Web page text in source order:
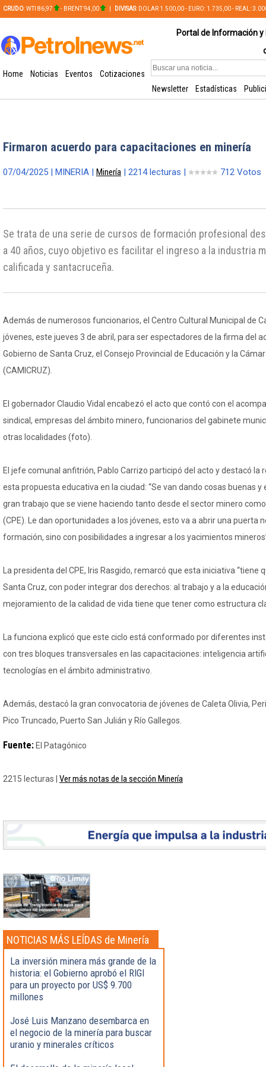
CRUDO: WTI 86,97 - BRENT 94,00 DIVISAS: DOLAR 1.500,00 - EURO: 1.735,00 - REAL:
Portal de Información
Home Noticias Eventos
Cotizaciones
Newsletter
Estadísticas
Firmaron acuerdo para capacitaciones en minería
07/04/2025 | MINERIA | Minería | 2214 lecturas | 712 Votos
Se trata de una serie de cursos de formación profesional
a 40 años, cuyo objetivo es facilitar el ingreso a la industria
calificada y santacruceña.
Además de numerosos funcionarios, el Centro Cultural Municipal de
jóvenes, este jueves 3 de abril, para ser espectadores de la firma del
Gobierno de Santa Cruz, el Consejo Provincial de Educación y la
(CAMICRUZ).
El gobernador Claudio Vidal encabezó el acto que contó con el
sindical, empresas del ámbito minero, funcionarios del gabinete
otras localidades (foto).
El jefe comunal anfitrión, Pablo Carrizo participó del acto y destacó la
esta propuesta educativa en la ciudad: “Se van dando cosas buenas y
gran trabajo que se viene haciendo tanto desde el sector minero
(CPE). Le dan oportunidades a los jóvenes, esto va a abrir una puerta
formación, sino con posibilidades a ingresar a los yacimientos
La presidenta del CPE, Iris Rasgido, remarcó que esta iniciativa “tiene
Santa Cruz, con poder integrar dos derechos: al trabajo y a la
mejoramiento de la calidad de vida tiene que tener como estructura
La funciona explicó que este ciclo está conformado por diferentes
con tres bloques transversales en las capacitaciones: inteligencia
tecnologías en el ámbito administrativo.
Además, destacó la gran convocatoria de jóvenes de Caleta Olivia,
Pico Truncado, Puerto San Julián y Río Gallegos.
Fuente: El Patagónico
2215 lecturas | Ver más notas de la sección Minería
NOTICIAS MÁS LEÍDAS de Minería
La inversión minera más grande de la
historia: el Gobierno aprobó el RIGI
para un proyecto por US$ 9.700
millones
José Luis Manzano desembarca en
el negocio de la minería para buscar
uranio y minerales críticos